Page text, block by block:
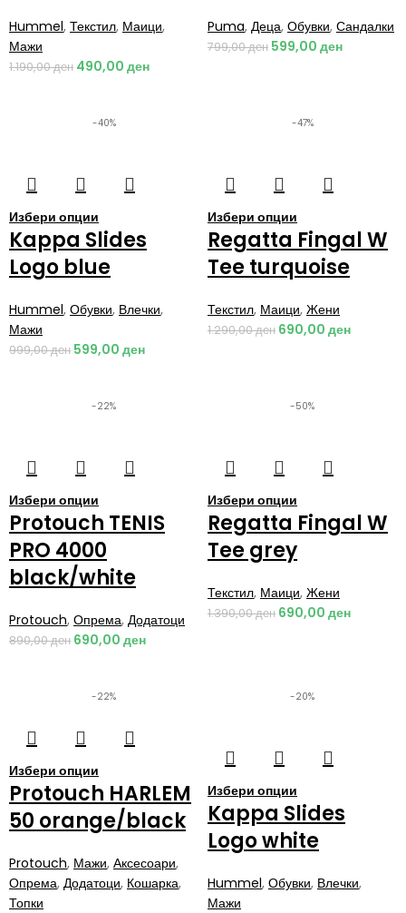
Hummel, Текстил, Маици,
Мажи
1.190,00ден 490,00 ден
Puma, Деца, Обувки, Сандалки
799,00ден 599,00 ден
-40%
Избери опции
Kappa Slides
Logo blue
Hummel, Обувки, Влечки,
Мажи
999,00ден 599,00 ден
-47%
Избери опции
Regatta Fingal W
Tee turquoise
Текстил, Маици, Жени
1.290,00ден 690,00 ден
-22%
Избери опции
Protouch TENIS
PRO 4000
black/white
Protouch, Опрема, Додатоци
890,00ден 690,00 ден
-50%
Избери опции
Regatta Fingal W
Tee grey
Текстил, Маици, Жени
1.390,00ден 690,00 ден
-22%
Избери опции
Protouch HARLEM
50 orange/black
Protouch, Мажи, Аксесоари,
Опрема, Додатоци, Кошарка,
Топки
-20%
Избери опции
Kappa Slides
Logo white
Hummel, Обувки, Влечки,
Мажи